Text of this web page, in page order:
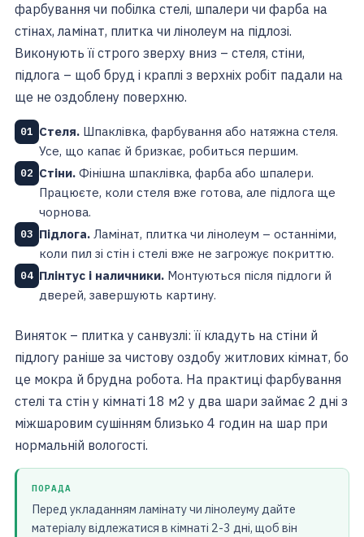
фарбування чи побілка стелі, шпалери чи фарба на
стінах, ламінат, плитка чи лінолеум на підлозі.
Виконують її строго зверху вниз – стеля, стіни,
підлога – щоб бруд і краплі з верхніх робіт падали на
ще не оздоблену поверхню.
01 Стеля. Шпаклівка, фарбування або натяжна стеля.
Усе, що капає й бризкає, робиться першим.
02 Стіни. Фінішна шпаклівка, фарба або шпалери.
Працюєте, коли стеля вже готова, але підлога ще
чорнова.
03 Підлога. Ламінат, плитка чи лінолеум – останніми,
коли пил зі стін і стелі вже не загрожує покриттю.
04 Плінтус і наличники. Монтуються після підлоги й
дверей, завершують картину.
Виняток – плитка у санвузлі: її кладуть на стіни й
підлогу раніше за чистову оздобу житлових кімнат, бо
це мокра й брудна робота. На практиці фарбування
стелі та стін у кімнаті 18 м2 у два шари займає 2 дні з
міжшаровим сушінням близько 4 годин на шар при
нормальній вологості.
ПОРАДА
Перед укладанням ламінату чи лінолеуму дайте
матеріалу відлежатися в кімнаті 2-3 дні, щоб він